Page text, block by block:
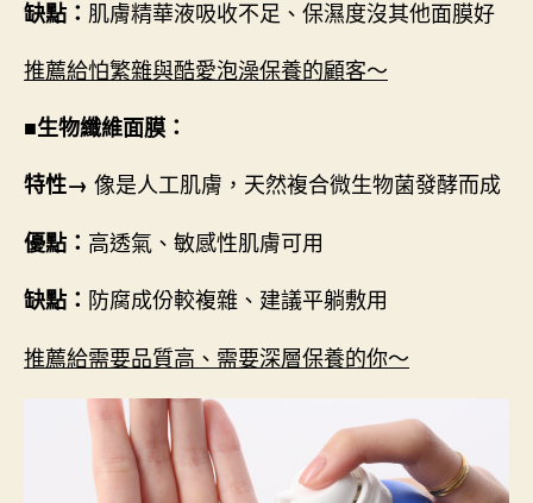
缺點： 肌膚精華液吸收不足、保濕度沒其他面膜好
推薦給怕繁雜與酷愛泡澡保養的顧客～
■生物纖維面膜：
特性→ 像是人工肌膚，天然複合微生物菌發酵而成
優點： 高透氣、敏感性肌膚可用
缺點： 防腐成份較複雜、建議平躺敷用
推薦給需要品質高、需要深層保養的你～